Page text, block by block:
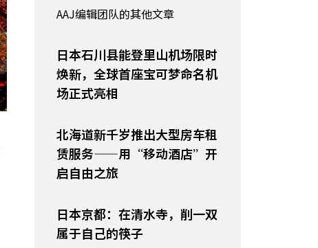
AAJ编辑团队的其他文章
日本石川县能登里山机场限时
焕新，全球首座宝可梦命名机
场正式亮相
北海道新千岁推出大型房车租
赁服务——用“移动酒店”开
启自由之旅
日本京都：在清水寺，削一双
属于自己的筷子